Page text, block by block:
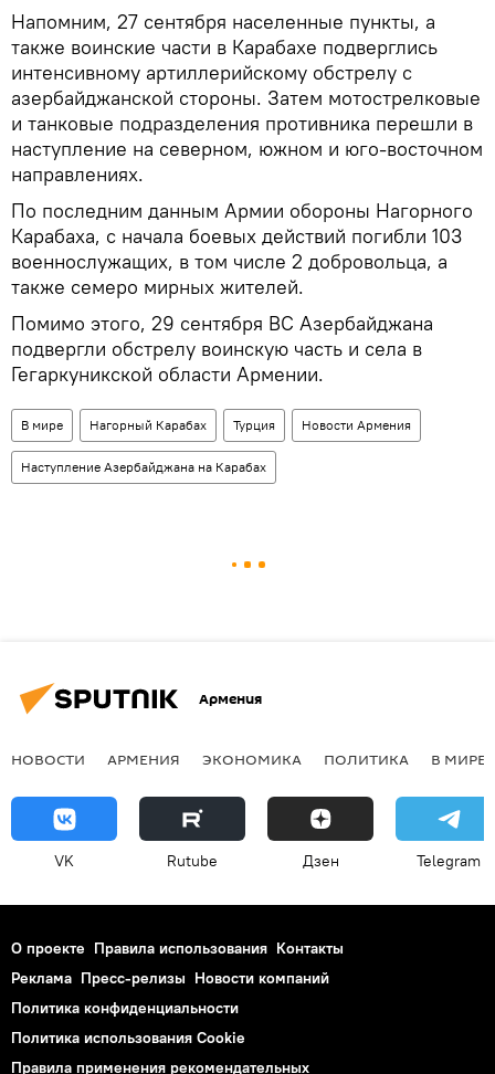
Напомним, 27 сентября населенные пункты, а
также воинские части в Карабахе подверглись
интенсивному артиллерийскому обстрелу с
азербайджанской стороны. Затем мотострелковые
и танковые подразделения противника перешли в
наступление на северном, южном и юго-восточном
направлениях.
По последним данным Армии обороны Нагорного
Карабаха, с начала боевых действий погибли 103
военнослужащих, в том числе 2 добровольца, а
также семеро мирных жителей.
Помимо этого, 29 сентября ВС Азербайджана
подвергли обстрелу воинскую часть и села в
Гегаркуникской области Армении.
В мире Нагорный Карабах Турция Новости Армения
Наступление Азербайджана на Карабах
Армения
НОВОСТИ АРМЕНИЯ ЭКОНОМИКА ПОЛИТИКА В МИРЕ
VK Rutube Дзен Telegram
О проекте Правила использования Контакты
Реклама Пресс-релизы Новости компаний
Политика конфиденциальности
Политика использования Cookie
Правила применения рекомендательных